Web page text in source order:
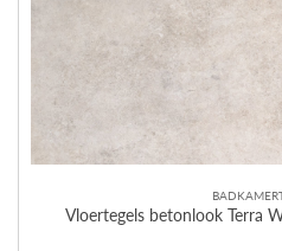
Vloertegels betonlook Terra